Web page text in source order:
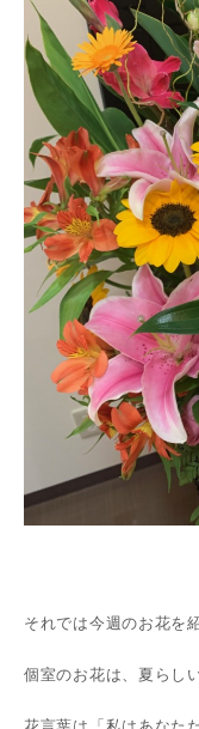
それでは今週のお花を
個室のお花は、夏らし